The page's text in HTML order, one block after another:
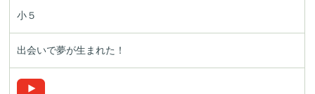
小５
出会いで夢が生まれた！